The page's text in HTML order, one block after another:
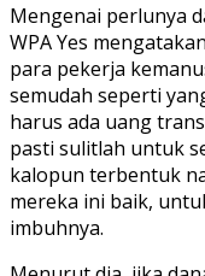
Mengenai perlunya
WPA Yes
para pekerja
semudah seperti
harus ada uang
pasti sulitlah untuk
kalopun terbentuk
mereka ini baik,
imbuhnya.